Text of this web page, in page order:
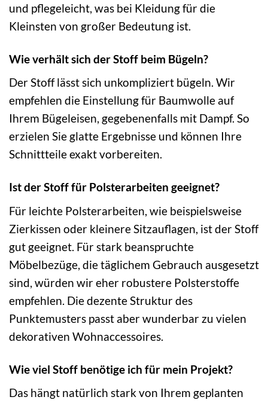
und pflegeleicht, was bei Kleidung für die
Kleinsten von großer Bedeutung ist.
Wie verhält sich der Stoff beim Bügeln?
Der Stoff lässt sich unkompliziert bügeln. Wir
empfehlen die Einstellung für Baumwolle auf
Ihrem Bügeleisen, gegebenenfalls mit Dampf. So
erzielen Sie glatte Ergebnisse und können Ihre
Schnittteile exakt vorbereiten.
Ist der Stoff für Polsterarbeiten geeignet?
Für leichte Polsterarbeiten, wie beispielsweise
Zierkissen oder kleinere Sitzauflagen, ist der Stoff
gut geeignet. Für stark beanspruchte
Möbelbezüge, die täglichem Gebrauch ausgesetzt
sind, würden wir eher robustere Polsterstoffe
empfehlen. Die dezente Struktur des
Punktemusters passt aber wunderbar zu vielen
dekorativen Wohnaccessoires.
Wie viel Stoff benötige ich für mein Projekt?
Das hängt natürlich stark von Ihrem geplanten